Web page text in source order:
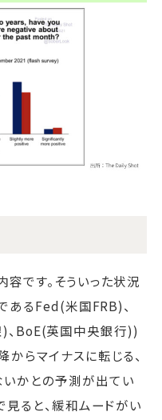
です。そういった状況
あるFed(米国FRB)、
、BoE(英国中央銀行))
らマイナスに転じる、
かとの予測が出てい
見ると、緩和ムードがい